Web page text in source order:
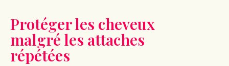
Protéger les cheveux
malgré les attaches
répétées